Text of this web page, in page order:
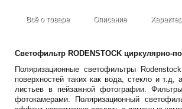
Всё о товаре Описание
Светофильтр RODENSTOCK циркулярно-
Поляризационные светофильтры
поверхностей таких как вода, стекло и
листьев в пейзажной фотографии.
фотокамерами. Поляризационный